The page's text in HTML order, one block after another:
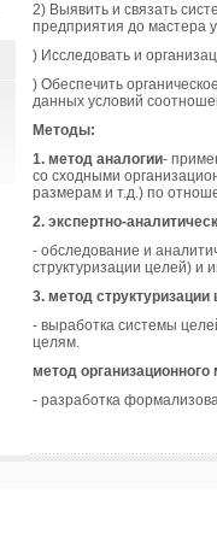
2) Выявить и связать
предприятия до мастера
) Исследовать и
) Обеспечить
данных условий
Методы:
1. метод аналогии-
со сходными
размерам и т.д.) по
2. экспертно-
- обследование и
структуризации целей)
3. метод структуризации
- выработка системы
целям.
метод
- разработка